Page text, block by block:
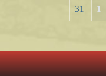
31 1